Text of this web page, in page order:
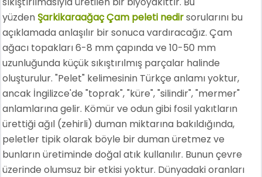
yüzden Şarkikaraağaç Çam peleti nedirsorularını bu
açıklamada anlaşılır bir sonuca vardıracağız. Çam
ağacı topakları 6-8 mm çapında ve 10-50 mm
uzunluğunda küçük sıkıştırılmış parçalar halinde
oluşturulur. "Pelet" kelimesinin Türkçe anlamı yoktur,
ancak İngilizce'de "toprak", "küre", "silindir", "mermer"
anlamlarına gelir. Kömür ve odun gibi fosil yakıtların
ürettiği ağıl (zehirli) duman miktarına bakıldığında,
peletler tipik olarak böyle bir duman üretmez ve
bunların üretiminde doğal atık kullanılır. Bunun çevre
üzerinde olumsuz bir etkisi yoktur. Dünyadaki oranları